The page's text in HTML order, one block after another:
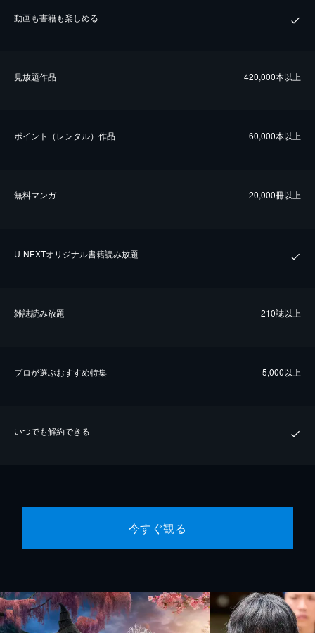
動画も書籍も楽しめる
⾒放題作品 420,000本以上
ポイント（レンタル）作品 60,000本以上
無料マンガ 20,000冊以上
U-NEXTオリジナル書籍読み放題
雑誌読み放題 210誌以上
プロが選ぶおすすめ特集 5,000以上
いつでも解約できる
今すぐ観る